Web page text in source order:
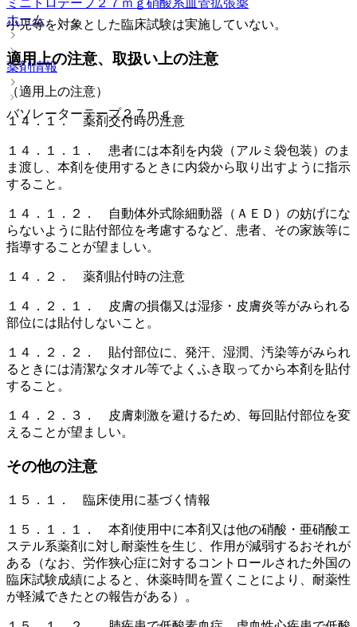
ミニトロテープ２７ｍｇ 硝酸系血管拡張薬
ホーム
薬剤情報
バソレーターテープ２７ｍｇ
小児等を対象とした臨床試験は実施していない。
適用上の注意、取扱い上の注意
（適用上の注意）
１４．１． 薬剤交付時の注意
１４．１．１． 患者には本剤を内袋（アルミ袋包装）のま
ま渡し、本剤を使用するときに内袋から取り出すように指示
すること。
１４．１．２． 自動体外式除細動器（ＡＥＤ）の妨げにな
らないように貼付部位を考慮するなど、患者、その家族等に
指導することが望ましい。
１４．２． 薬剤貼付時の注意
１４．２．１． 皮膚の損傷又は湿疹・皮膚炎等がみられる
部位には貼付しないこと。
１４．２．２． 貼付部位に、発汗、湿潤、汚染等がみられ
るときには清潔なタオル等でよくふき取ってから本剤を貼付
すること。
１４．２．３． 皮膚刺激を避けるため、毎回貼付部位を変
えることが望ましい。
その他の注意
１５．１． 臨床使用に基づく情報
１５．１．１． 本剤使用中に本剤又は他の硝酸・亜硝酸エ
ステル系薬剤に対し耐薬性を生じ、作用が減弱するおそれが
ある（なお、労作狭心症に対するコントロールされた外国の
臨床試験成績によると、休薬時間を置くことにより、耐薬性
が軽減できたとの報告がある）。